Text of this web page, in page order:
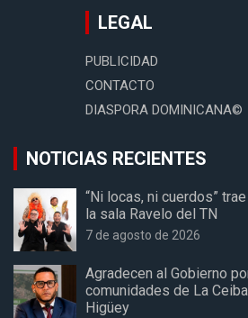
LEGAL
PUBLICIDAD
CONTACTO
DIASPORA DOMINICANA©
NOTICIAS RECIENTES
“Ni locas, ni cuerdos”
la sala Ravelo del TN
7 de agosto de 2026
Agradecen al Gobierno
comunidades de La
Higüey